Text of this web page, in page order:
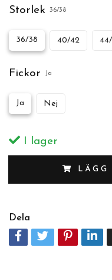
Storlek 36/38
36/38 40/42
Fickor Ja
Ja Nej
I lager
LÄGG
Dela